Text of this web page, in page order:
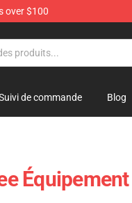
over $100
de commande Blog